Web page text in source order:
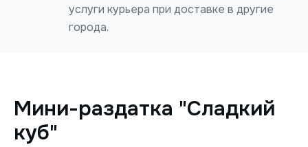
услуги курьера при доставке в другие
города.
Мини-раздатка "Сладкий
куб"